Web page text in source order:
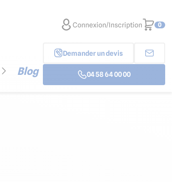
Blog
Demander un devis
04 58 64 00 00
Connexion/Inscription 0